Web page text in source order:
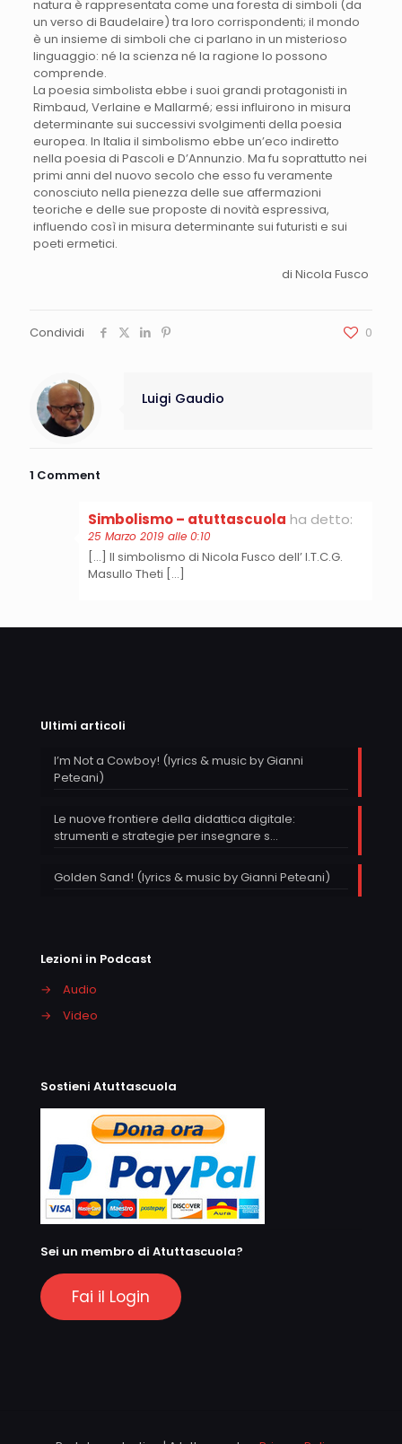
natura è rappresentata come una foresta di simboli (da
un verso di Baudelaire) tra loro corrispondenti; il mondo
è un insieme di simboli che ci parlano in un misterioso
linguaggio: né la scienza né la ragione lo possono
comprende.
La poesia simbolista ebbe i suoi grandi protagonisti in
Rimbaud, Verlaine e Mallarmé; essi influirono in misura
determinante sui successivi svolgimenti della poesia
europea. In Italia il simbolismo ebbe un’eco indiretto
nella poesia di Pascoli e D’Annunzio. Ma fu soprattutto nei
primi anni del nuovo secolo che esso fu veramente
conosciuto nella pienezza delle sue affermazioni
teoriche e delle sue proposte di novità espressiva,
influendo così in misura determinante sui futuristi e sui
poeti ermetici.
di Nicola Fusco
Condividi 0
Luigi Gaudio
1 Comment
Simbolismo – atuttascuola ha detto:
25 Marzo 2019 alle 0:10
[…] Il simbolismo di Nicola Fusco dell’ I.T.C.G.
Masullo Theti […]
Ultimi articoli
I’m Not a Cowboy! (lyrics & music by Gianni
Peteani)
Le nuove frontiere della didattica digitale:
strumenti e strategie per insegnare s…
Golden Sand! (lyrics & music by Gianni Peteani)
Lezioni in Podcast
→
Audio
→
Video
Sostieni Atuttascuola
Sei un membro di Atuttascuola?
Fai il Login